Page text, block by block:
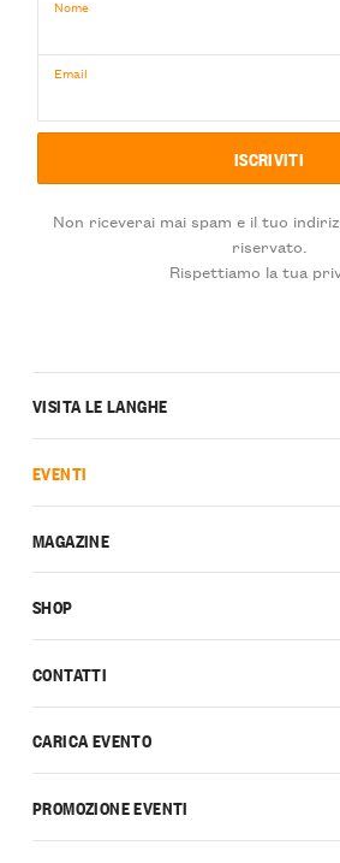
Nome
Email
Non riceverai mai spam e il tuo
riservato.
Rispettiamo la tua
CONTATTI
CARICA EVENTO
PROMOZIONE EVENTI
VISITA LE LANGHE
EVENTI
MAGAZINE
SHOP